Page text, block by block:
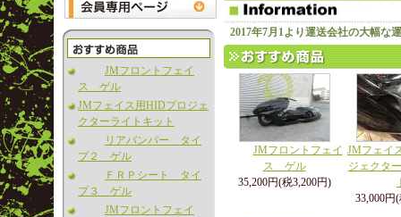
JMフロントフェイ
ス ゲル
JMフェイス用HIDプロジェ
クターライトキット
リアバンパー タイ
プ２ ゲル
ＦＲＰシート タイ
プ３ ゲル
JMフロントフェイ
2017年7月1より運送会社の大幅な
JMフロントフェイ
ス ゲル
35,200円(税3,200円)
JMフェイ
ジェクタ
33,000円